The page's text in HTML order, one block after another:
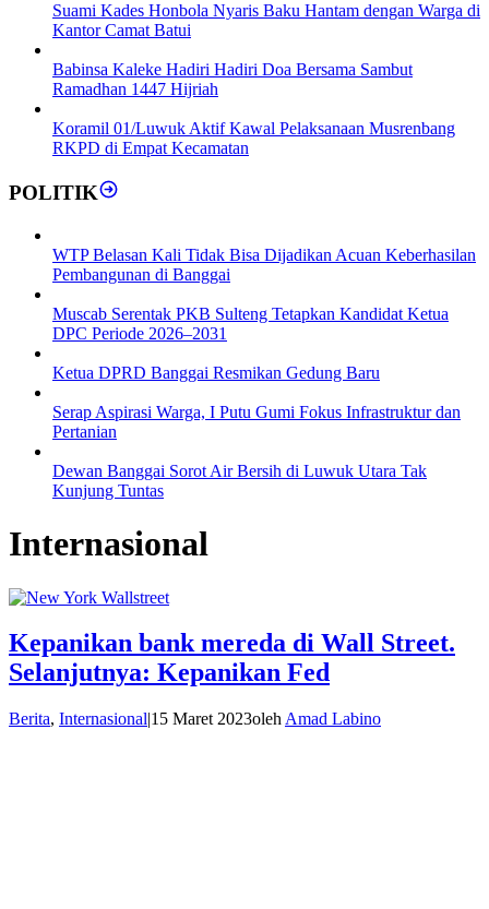
Suami Kades Honbola Nyaris Baku Hantam dengan Warga di
Kantor Camat Batui
Babinsa Kaleke Hadiri Hadiri Doa Bersama Sambut
Ramadhan 1447 Hijriah
Koramil 01/Luwuk Aktif Kawal Pelaksanaan Musrenbang
RKPD di Empat Kecamatan
POLITIK
WTP Belasan Kali Tidak Bisa Dijadikan Acuan Keberhasilan
Pembangunan di Banggai
Muscab Serentak PKB Sulteng Tetapkan Kandidat Ketua
DPC Periode 2026–2031
Ketua DPRD Banggai Resmikan Gedung Baru
Serap Aspirasi Warga, I Putu Gumi Fokus Infrastruktur dan
Pertanian
Dewan Banggai Sorot Air Bersih di Luwuk Utara Tak
Kunjung Tuntas
Internasional
Kepanikan bank mereda di Wall Street.
Selanjutnya: Kepanikan Fed
Berita, Internasional|15 Maret 2023oleh Amad Labino